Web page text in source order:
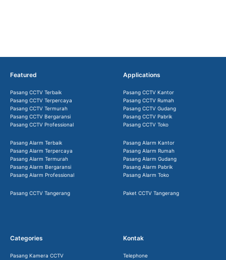
Featured
Pasang CCTV Terbaik
Pasang CCTV Terpercaya
Pasang CCTV Termurah
Pasang CCTV Bergaransi
Pasang CCTV Professional
Pasang Alarm Terbaik
Pasang Alarm Terpercaya
Pasang Alarm Termurah
Pasang Alarm Bergaransi
Pasang Alarm Professional
Pasang CCTV Tangerang
Applications
Pasang CCTV Kantor
Pasang CCTV Rumah
Pasang CCTV Gudang
Pasang CCTV Pabrik
Pasang CCTV Toko
Pasang Alarm Kantor
Pasang Alarm Rumah
Pasang Alarm Gudang
Pasang Alarm Pabrik
Pasang Alarm Toko
Paket CCTV Tangerang
Categories
Pasang Kamera CCTV
Kontak
Telephone